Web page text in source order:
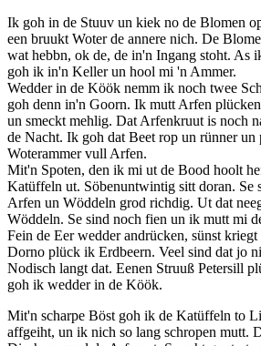
Ik goh in de Stuuv un kiek no de Blomen
een bruukt Woter de annere nich. De
wat hebbn, ok de, de in'n Ingang stoht. As
goh ik in'n Keller un hool mi 'n Ammer.
Wedder in de Köök nemm ik noch twee
goh denn in'n Goorn. Ik mutt Arfen
un smeckt mehlig. Dat Arfenkruut is noch
de Nacht. Ik goh dat Beet rop un rünner un
Woterammer vull Arfen.
Mit'n Spoten, den ik mi ut de Bood hoolt
Katüffeln ut. Söbenuntwintig sitt doran. Se
Arfen un Wöddeln grod richdig. Ut dat
Wöddeln. Se sind noch fien un ik mutt mi
Fein de Eer wedder andrücken, sünst kriegt
Dorno plück ik Erdbeern. Veel sind dat jo
Nodisch langt dat. Eenen Struuß Petersill
goh ik wedder in de Köök.
Mit'n scharpe Böst goh ik de Katüffeln to
affgeiht, un ik nich so lang schropen mutt.